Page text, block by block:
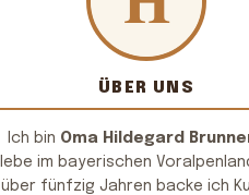
ÜBER UNS
Ich bin Oma Hildegard
lebe im bayerischen
über fünfzig Jahren backe ich